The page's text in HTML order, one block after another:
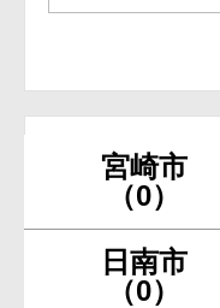
宮崎市
（0）
日南市
（0）